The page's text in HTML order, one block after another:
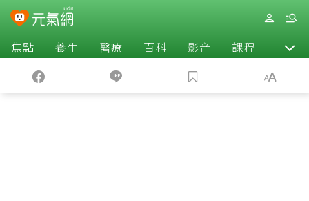
焦點 養生 醫療 百科 影音 課程 退休